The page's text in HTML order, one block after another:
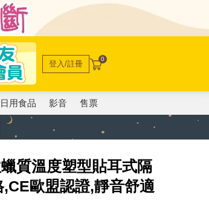
登入/註冊 0
日用食品 影音 售票
質溫度塑型貼耳式隔
歐盟認證,靜音舒適